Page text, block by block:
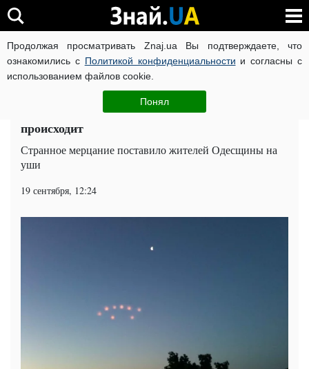
Продолжая просматривать Znaj.ua Вы подтверждаете, что
ознакомились с Политикой конфиденциальности и согласны с
использованием файлов cookie.
Понял
ВОЙНА РОССИИ ПРОТИВ УКРАИНЫ КОРОНАВИРУС В
ЧИТАТИ УКРАЇНСЬКОЮ
Одесситы засняли послание инопланетян: что
происходит
Странное мерцание поставило жителей Одесщины на
уши
19 сентября, 12:24